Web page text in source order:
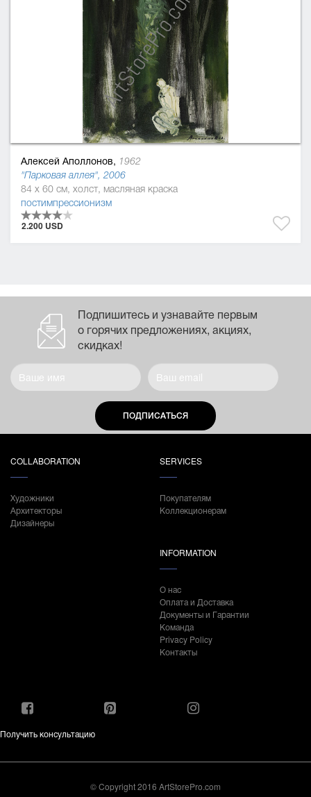
Алексей Аполлонов, 1962
"Парковая аллея", 2006
84 x 60 см, холст, масляная краска
постимпрессионизм
2.200 USD
Подпишитесь и узнавайте первым
о горячих предложениях, акциях,
скидках!
ПОДПИСАТЬСЯ
COLLABORATION
Художники
Архитекторы
Дизайнеры
SERVICES
Покупателям
Коллекционерам
INFORMATION
О нас
Оплата и Доставка
Документы и Гарантии
Команда
Privacy Policy
Контакты
Получить консультацию
© Copyright 2016 ArtStorePro.com